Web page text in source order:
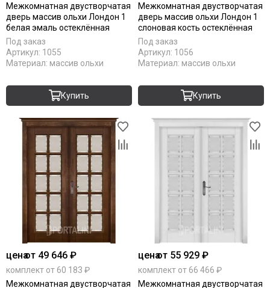
Межкомнатная двустворчатая
дверь массив ольхи Лондон 1
белая эмаль остеклённая
Под заказ
Артикул: 1055
Материал: массив ольхи
Купить
Межкомнатная двустворчатая
дверь массив ольхи Лондон 1
слоновая кость остеклённая
Под заказ
Артикул: 1056
Материал: массив ольхи
Купить
ценаот 49 646 ₽
комплект от 60 183 ₽
Межкомнатная двустворчатая
ценаот 55 929 ₽
комплект от 66 466 ₽
Межкомнатная двустворчатая